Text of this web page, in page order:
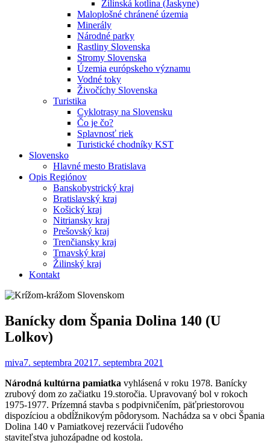
Žilinská kotlina (Jaskyne)
Maloplošné chránené územia
Minerály
Národné parky
Rastliny Slovenska
Stromy Slovenska
Územia európskeho významu
Vodné toky
Živočíchy Slovenska
Turistika
Cyklotrasy na Slovensku
Čo je čo?
Splavnosť riek
Turistické chodníky KST
Slovensko
Hlavné mesto Bratislava
Opis Regiónov
Banskobystrický kraj
Bratislavský kraj
Košický kraj
Nitriansky kraj
Prešovský kraj
Trenčiansky kraj
Trnavský kraj
Žilinský kraj
Kontakt
Banícky dom Špania Dolina 140 (U
Lolkov)
miva7. septembra 2021 7. septembra 2021
Národná kultúrna pamiatka vyhlásená v roku 1978. Banícky
zrubový dom zo začiatku 19.storočia. Upravovaný bol v rokoch
1975-1977. Prízemná stavba s podpivničením, päťpriestorovou
dispozíciou a obdĺžnikovým pôdorysom. Nachádza sa v obci Špania
Dolina 140 v Pamiatkovej rezervácii ľudového
staviteľstva juhozápadne od kostola.